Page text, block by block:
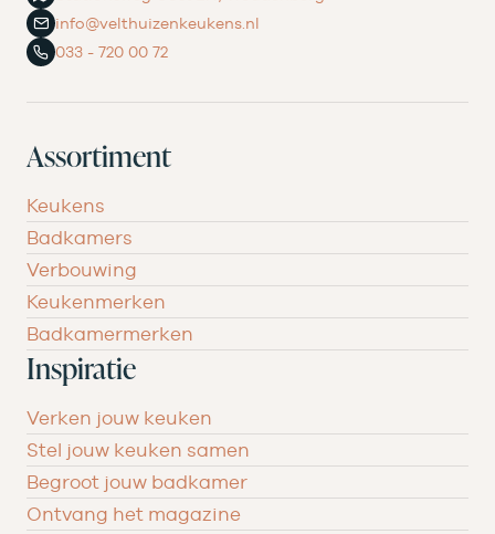
info@velthuizenkeukens.nl
033 - 720 00 72
Assortiment
Keukens
Badkamers
Verbouwing
Keukenmerken
Badkamermerken
Inspiratie
Verken jouw keuken
Stel jouw keuken samen
Begroot jouw badkamer
Ontvang het magazine